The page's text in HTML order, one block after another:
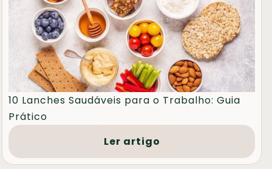
10 Lanches Saudáveis para o Trabalho: Guia
Prático
Ler artigo